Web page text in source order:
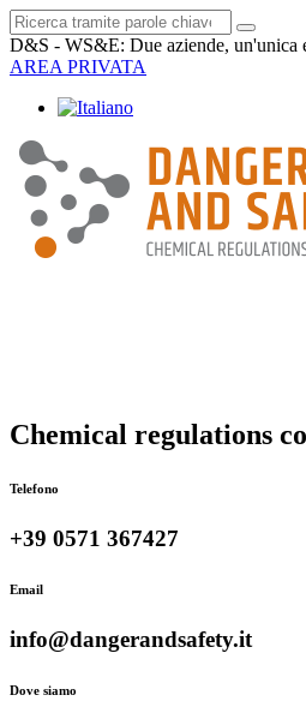
D&S - WS&E: Due aziende,
AREA PRIVATA
Chemical regulations
Telefono
+39 0571 367427
Email
info@dangerandsafety.it
Dove siamo